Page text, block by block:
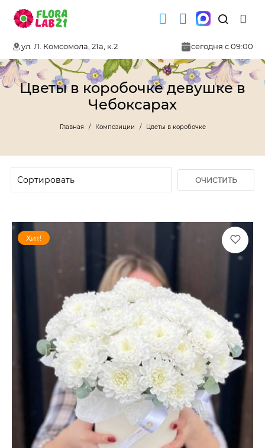
ул. Л. Комсомола, 21а, к.2 сегодня с 09:00
Цветы в коробочке девушке в
Чебоксарах
Главная Композиции Цветы в коробочке
ОЧИСТИТЬ
Хит!